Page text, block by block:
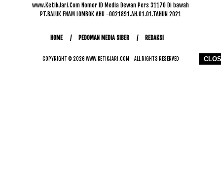
www.KetikJari.Com Nomor ID Media Dewan Pers 31170 Di bawah
PT.BALUK ENAM LOMBOK AHU -0021891.AH.01.01.TAHUN 2021
HOME PEDOMAN MEDIA SIBER REDAKSI
COPYRIGHT © 2026 WWW.KETIKJARI.COM - ALL RIGHTS RESERVED